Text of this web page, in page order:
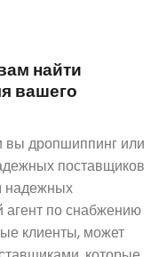
найти
вашего
вы дропшиппинг или
поставщиков
надежных
по снабжению
клиенты, может